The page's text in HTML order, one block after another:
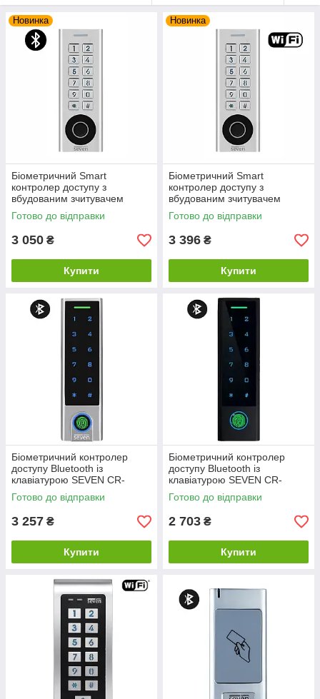
Новинка
Біометричний Smart
контролер доступу з
вбудованим зчитувачем
SEVEN CR-7474BF MF
Готово до відправки
3 050 ₴
Купити
Новинка
Біометричний Smart
контролер доступу з
вбудованим зчитувачем
SEVEN CR-7474BFW MF
Готово до відправки
3 396 ₴
Купити
Біометричний контролер
доступу Bluetooth із
клавіатурою SEVEN CR-
7477BF MIFARE
Готово до відправки
3 257 ₴
Купити
Біометричний контролер
доступу Bluetooth із
клавіатурою SEVEN CR-
7477BF-P MIFARE
Готово до відправки
2 703 ₴
Купити